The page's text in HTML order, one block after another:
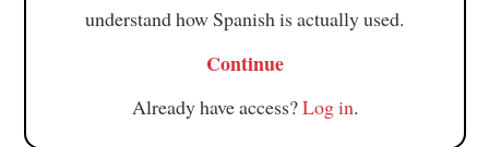
understand how Spanish is actually used.
Continue
Already have access?Log in.